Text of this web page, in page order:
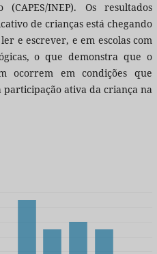
INEP). Os resultados
de crianças está chegando
e escrever, e em escolas com
o que demonstra que o
ocorrem em condições que
participação ativa da criança na